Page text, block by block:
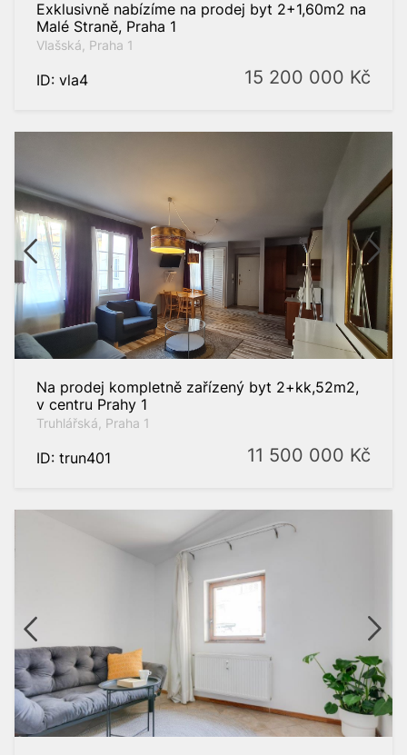
Exklusivně nabízíme na prodej byt 2+1,60m2 na
Malé Straně, Praha 1
Vlašská, Praha 1
ID: vla4 15 200 000 Kč
Na prodej kompletně zařízený byt 2+kk,52m2,
v centru Prahy 1
Truhlářská, Praha 1
ID: trun401 11 500 000 Kč